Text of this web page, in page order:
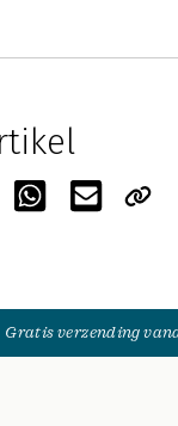
Gratis verzending